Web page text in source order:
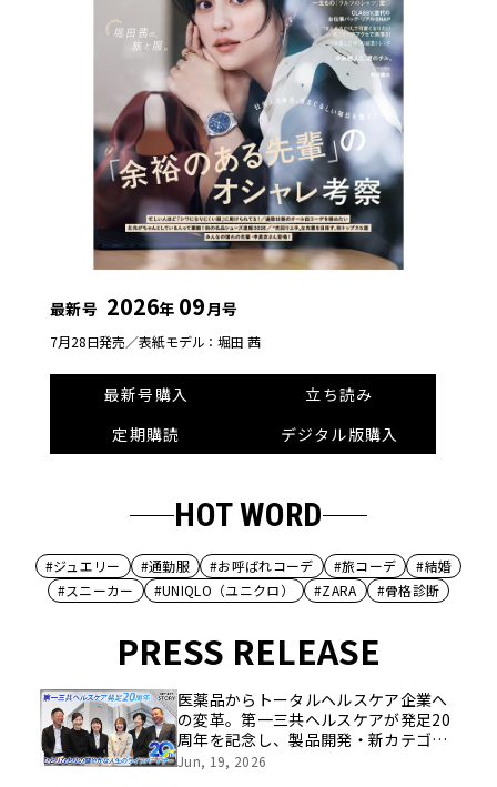
最新号 2026年 09月号
7月28日発売／表紙モデル：堀田 茜
最新号購入
立ち読み
定期購読
デジタル版購入
HOT WORD
#ジュエリー #通勤服 #お呼ばれコーデ #旅コーデ
#結婚
#スニーカー
#UNIQLO（ユニクロ） #ZARA #骨格診断
PRESS RELEASE
医薬品からトータルヘルスケア企業へ
の変革。第一三共ヘルスケアが発足20
周年を記念し、製品開発・新カテゴリ
挑戦の舞台や旧社統合時のエピソード
Jun, 19, 2026